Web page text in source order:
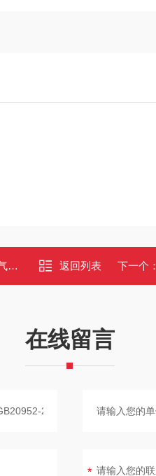
返回列表 下一个：
在线留言